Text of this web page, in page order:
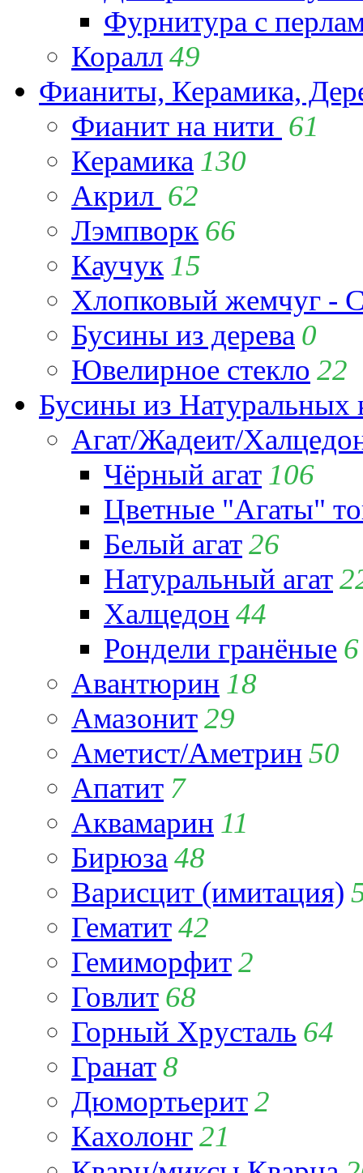
Фурнитура с
Коралл49
Фианиты, Керамика,
Фианит на нити 61
Керамика 130
Акрил 62
Лэмпворк 66
Каучук 15
Хлопковый жемчуг -
Бусины из дерева 0
Ювелирное стекло 22
Бусины из Натуральных
Агат/Жадеит/
Чёрный агат 106
Цветные "Агаты"
Белый агат26
Натуральный агат
Халцедон 44
Рондели гранёные 6
Авантюрин 18
Амазонит29
Аметист/Аметрин 50
Апатит 7
Аквамарин 11
Бирюза 48
Варисцит (имитация)
Гематит42
Гемиморфит2
Говлит 68
Горный Хрусталь 64
Гранат8
Дюмортьерит2
Кахолонг21